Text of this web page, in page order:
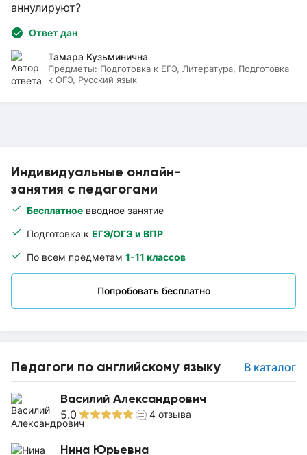
Индивидуальные онлайн-
занятия с педагогами
Бесплатное вводное занятие
Подготовка к ЕГЭ/ОГЭ и ВПР
По всем предметам 1-11 классов
Попробовать бесплатно
Педагоги по английскому языку В каталог
Василий Александрович
5.0 4 отзыва
Нина Юрьевна
аннулируют?
Ответ дан
Тамара Кузьминична
Предметы: Подготовка к ЕГЭ, Литература, Подготовка
к ОГЭ, Русский язык